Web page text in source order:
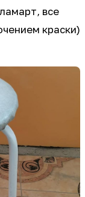
все
краски)